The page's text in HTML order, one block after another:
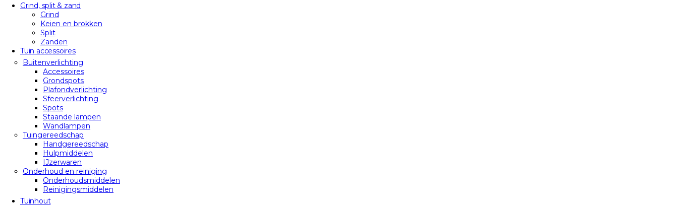
Grind, split & zand
Grind
Keien en brokken
Split
Zanden
Tuin accessoires
Buitenverlichting
Accessoires
Grondspots
Plafondverlichting
Sfeerverlichting
Spots
Staande lampen
Wandlampen
Tuingereedschap
Handgereedschap
Hulpmiddelen
IJzerwaren
Onderhoud en reiniging
Onderhoudsmiddelen
Reinigingsmiddelen
Tuinhout